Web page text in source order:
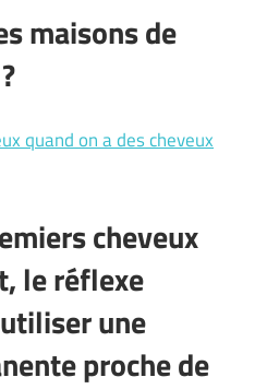
maisons de
quand on a des cheveux
cheveux
le réflexe
une
proche de